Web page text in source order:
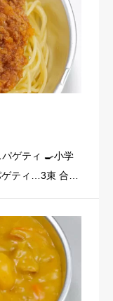
ゲティ 🍳小学
ティ…3束 合い
[…]